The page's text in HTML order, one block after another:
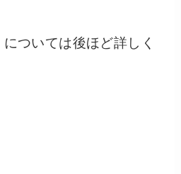
ついては後ほど詳しく